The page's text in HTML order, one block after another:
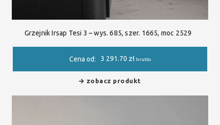
Grzejnik Irsap Tesi 3 – wys. 685, szer. 1665, moc 2529
Cena od: 3 291.70 zł brutto
zobacz produkt